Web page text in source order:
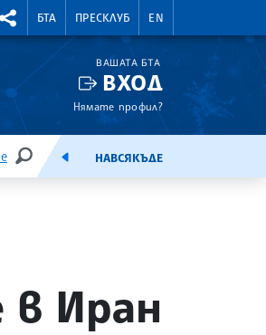
RIGHTMENU.SOCIAL
БТА ПРЕСКЛУБ EN
ВАШАТА БТА
ВХОД
Нямате профил?
ТЪРСЕНЕЕМИСИЯНАВСЯКЪДЕ
в Иран